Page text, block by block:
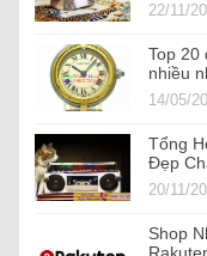
22/11/
Top 20
nhiều
14/05/
Tổng
Đẹp
20/11/
Shop